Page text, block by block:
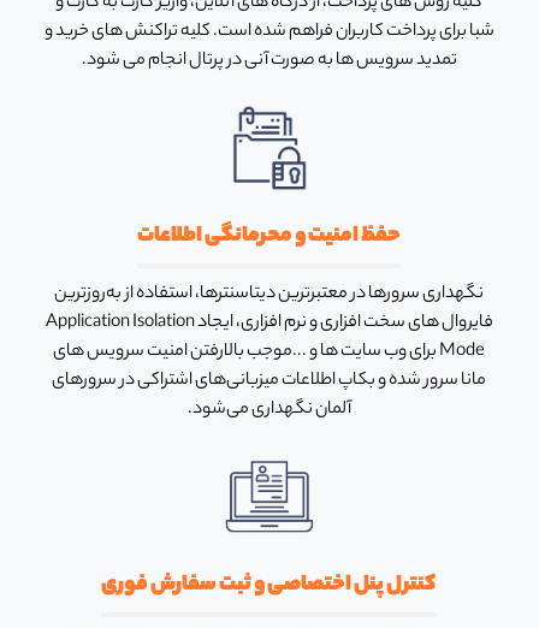
شبا برای پرداخت کاربران فراهم شده است. کلیه تراکنش های خرید و
تمدید سرویس ها به صورت آنی در پرتال انجام می شود.
حفظ امنیت و محرمانگی اطلاعات
نگهداری سرورها در معتبرترین دیتاسنترها، استفاده از به‌روزترین
فایروال های سخت افزاری و نرم افزاری، ایجاد Application Isolation
Mode برای وب سایت ها و ...موجب بالارفتن امنیت سرویس های
مانا سرور شده و بکاپ اطلاعات میزبانی‌های اشتراکی در سرورهای
آلمان نگهداری می‌شود.
کنترل پنل اختصاصی و ثبت سفارش فوری